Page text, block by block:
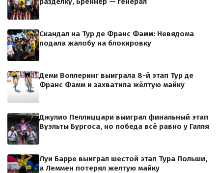
Скандал на Тур де Франс Фамм: Невядома
подала жалобу на блокировку
Деми Воллеринг выиграла 8-й этап Тур де
Франс Фамм и захватила жёлтую майку
Джулио Пеллиццари выиграл финальный этап
Вуэльты Бургоса, но победа всё равно у Галля
Луи Барре выиграл шестой этап Тура Польши,
а Леммен потерял желтую майку